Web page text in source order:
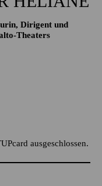
Dirigent und
Theaters
ausgeschlossen.